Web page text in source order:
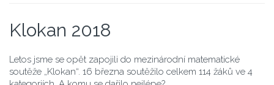
Klokan 2018
Letos jsme se opět zapojili do mezinárodní matematické
soutěže „Klokan“. 16 března soutěžilo celkem 114 žáků ve 4